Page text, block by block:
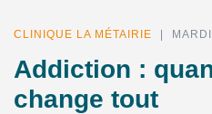
CLINIQUE LA MÉTAIRIE |
Addiction :
change tout